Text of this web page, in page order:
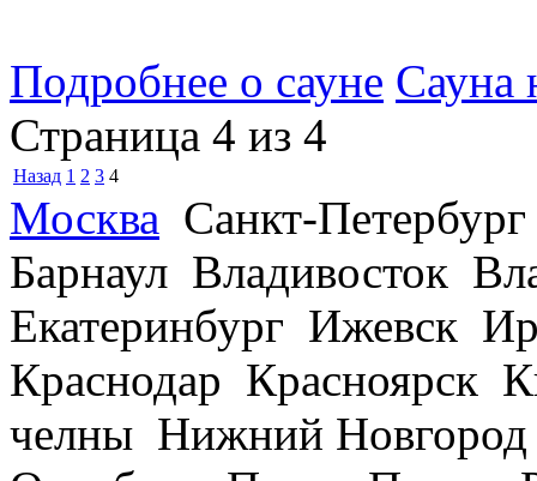
Подробнее о сауне Сауна
Страница 4 из 4
Назад 1 2 3 4
Москва Санкт-
Барнаул Владивосток
Екатеринбург Ижевск
Краснодар Красноярск
челны Нижний